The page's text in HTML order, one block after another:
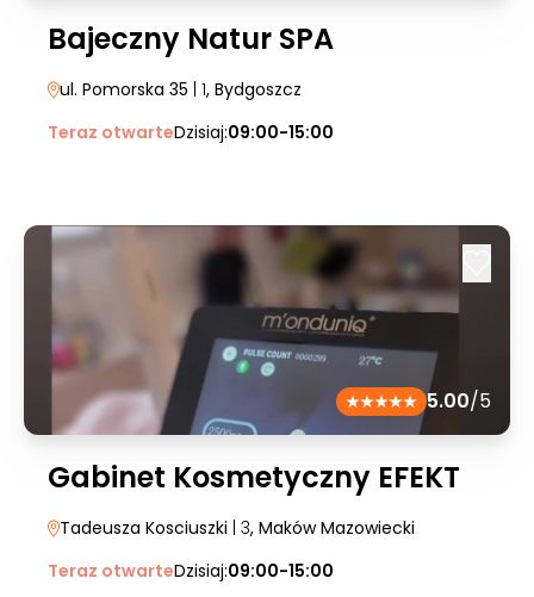
Bajeczny Natur SPA
ul. Pomorska 35 | 1, Bydgoszcz
Teraz otwarteDzisiaj:09:00-15:00
5.00/5
Gabinet Kosmetyczny EFEKT
Tadeusza Kosciuszki | 3, Maków Mazowiecki
Teraz otwarteDzisiaj:09:00-15:00